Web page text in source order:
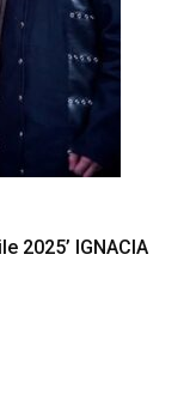
2025’ IGNACIA